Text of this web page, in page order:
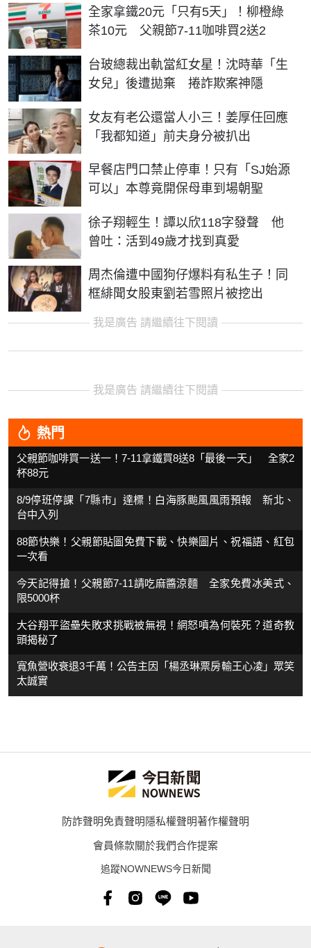
全家拿鐵20元「只有5天」！柳橙綠
茶10元 父親節7-11咖啡買2送2
台玻總裁出軌當紅女星！沈時華「生
女兒」後遭拋棄 捲詐欺案神隱
女友有老公還當人小三！姜厚任回應
「我都知道」前夫身分被扒出
早餐店門口禁止停車！只有「SJ始源
可以」本尊竟開保母車到場朝聖
徐子翔輕生！譚以欣118字發聲 他
曾吐：活到49歲才找到真愛
周杰倫遭中國狗仔爆料有私生子！同
框緋聞女股東劉若雪照片被挖出
我是廣告 請繼續往下閱讀
我是廣告 請繼續往下閱讀
熱門
父親節咖啡買一送一！7-11拿鐵買8送8「最後一天」 全家2
杯88元
8/9停班停課「7縣市」達標！白海豚颱風風雨預報 新北、
台中入列
88節快樂！父親節貼圖免費下載、快樂圖片、祝福語、紅包
一次看
今天記得搶！父親節7-11請吃麻醬涼麵 全家免費冰美式、
限5000杯
大谷翔平盜壘失敗求挑戰被無視！網怒噴為何裝死？道奇教
頭揭秘了
寬魚營收衰退3千萬！公告主因「楊丞琳票房輸王心凌」眾笑
太誠實
防詐聲明免責聲明隱私權聲明著作權聲明
會員條款關於我們合作提案
追蹤NOWNEWS今日新聞